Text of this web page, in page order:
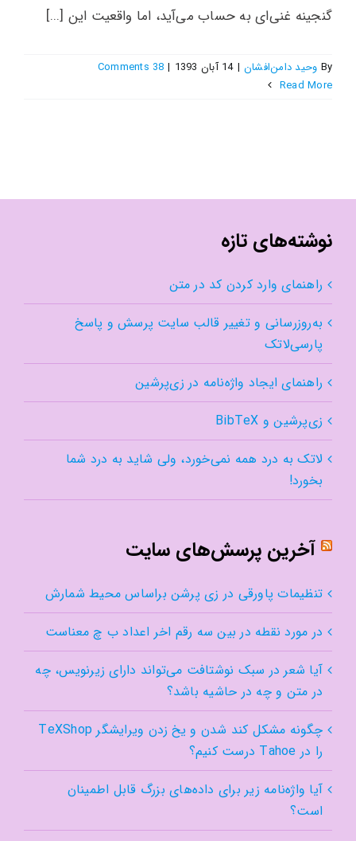
گنجینه غنی‌ای به حساب می‌آید، اما واقعیت این [...]
By وحید دامن‌افشان | 14 آبان 1393 |
38 Comments
Read More
نوشته‌های تازه
راهنمای وارد کردن کد در متن
به‌روزرسانی و تغییر قالب سایت پرسش و پاسخ
پارسی‌لاتک
راهنمای ایجاد واژه‌نامه در زی‌پرشین
زی‌پرشین و BibTeX
لاتک به درد همه نمی‌خورد، ولی شاید به درد شما
بخورد!
آخرین پرسش‌های سایت
تنظیمات پاورقی در زی پرشن براساس محیط شمارش
در مورد نقطه در بین سه رقم اخر اعداد ب چ معناست
آیا شعر در سبک نوشتافت می‌تواند دارای زیرنویس، چه
در متن و چه در حاشیه باشد؟
چگونه مشکل کند شدن و یخ زدن ویرایشگر TeXShop
را در Tahoe درست کنیم؟
آیا واژه‌نامه زیر برای داده‌های بزرگ قابل اطمینان
است؟